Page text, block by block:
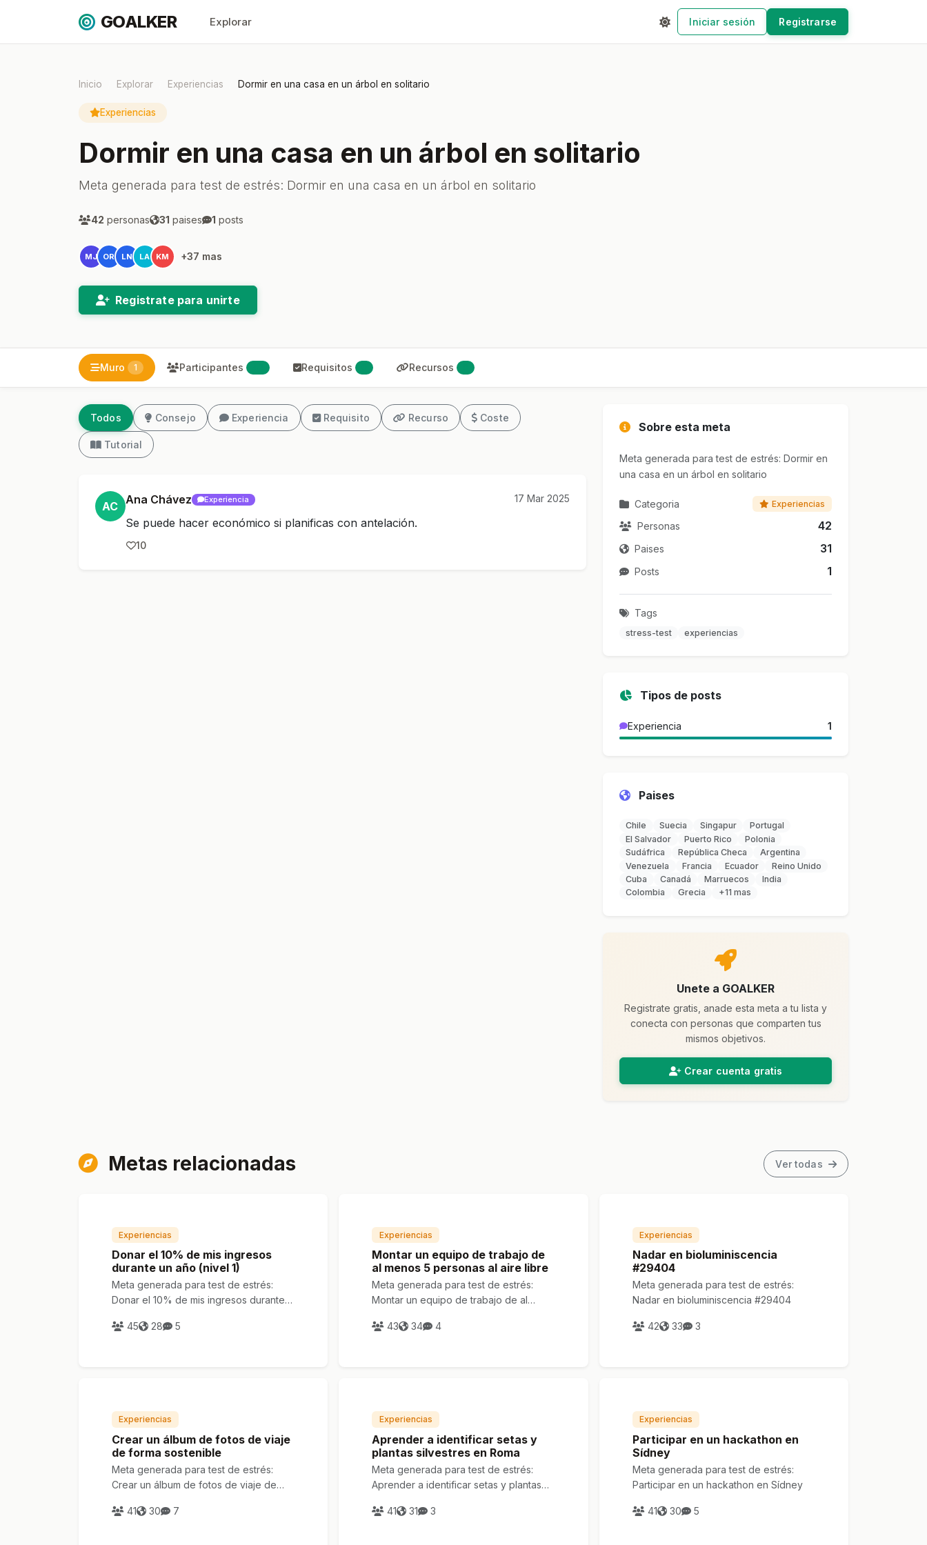
GOALKER Explorar Iniciar sesión Registrarse
Inicio Explorar Experiencias Dormir en una casa en un árbol en solitario
Experiencias
Dormir en una casa en un árbol en solitario
Meta generada para test de estrés: Dormir en una casa en un árbol en solitario
42 personas 31 paises 1 posts
MJ OR LN LA KM +37 mas
Registrate para unirte
Muro 1 Participantes Requisitos Recursos
Todos Consejo Experiencia Requisito Recurso Coste
Tutorial
AC Ana Chávez Experiencia 17 Mar 2025
Se puede hacer económico si planificas con antelación.
10
Sobre esta meta
Meta generada para test de estrés: Dormir en
una casa en un árbol en solitario
Categoria Experiencias
Personas 42
Paises 31
Posts 1
Tags
stress-test experiencias
Tipos de posts
Experiencia 1
Paises
Chile Suecia Singapur
Portugal
El Salvador
Puerto Rico
Polonia
Sudáfrica
República Checa
Argentina
Venezuela
Francia Ecuador
Reino Unido
Cuba
Canadá Marruecos
India
Colombia
Grecia +11 mas
Unete a GOALKER
Registrate gratis, anade esta meta a tu lista y
conecta con personas que comparten tus
mismos objetivos.
Crear cuenta gratis
Metas relacionadas Ver todas
Experiencias
Donar el 10% de mis ingresos
durante un año (nivel 1)
Meta generada para test de estrés:
Donar el 10% de mis ingresos durante
45
28 5
Experiencias
Montar un equipo de trabajo de
al menos 5 personas al aire libre
Meta generada para test de estrés:
Montar un equipo de trabajo de al
43
34 4
Experiencias
Nadar en bioluminiscencia
#29404
Meta generada para test de estrés:
Nadar en bioluminiscencia #29404
42 33 3
Experiencias
Crear un álbum de fotos de viaje
de forma sostenible
Meta generada para test de estrés:
Crear un álbum de fotos de viaje de
41
30 7
Experiencias
Aprender a identificar setas y
plantas silvestres en Roma
Meta generada para test de estrés:
Aprender a identificar setas y plantas
41
31 3
Experiencias
Participar en un hackathon en
Sídney
Meta generada para test de estrés:
Participar en un hackathon en Sídney
41 30 5